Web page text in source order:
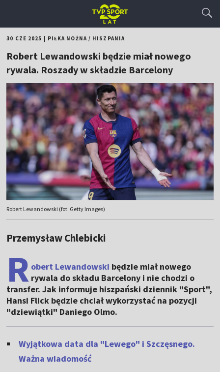
30 CZE 2025 PIŁKA NOŻNA/ HISZPANIA
Robert Lewandowski będzie miał nowego
rywala. Roszady w składzie Barcelony
Robert Lewandowski (fot. Getty Images)
Przemysław Chlebicki
R obert Lewandowski będzie miał nowego
rywala do składu Barcelony i nie chodzi o
transfer. Jak informuje hiszpański dziennik "Sport",
Hansi Flick będzie chciał wykorzystać na pozycji
"dziewiątki" Daniego Olmo.
Wyjątkowa data dla "Lewego" i Szczęsnego.
Ważna wiadomość